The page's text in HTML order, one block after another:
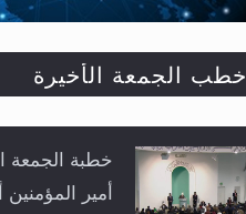
خطب الجمعة الأخيرة
خطبة الجمعة
أمير المؤمنين